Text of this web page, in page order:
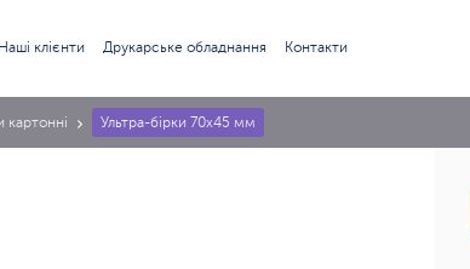
Наші клієнти Друкарське обладнання Контакти
картонні Ультра-бірки 70х45 мм